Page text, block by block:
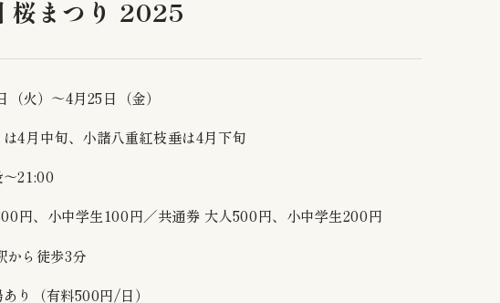
11:30-15:00 Last admission (14:00 on Saturdays,
桜まつり 2025
（火）～4月25日（金）
4月中旬、小諸八重紅枝垂は4月下旬
～21:00
円、小中学生100円／共通券 大人500円、小中学生200円
から徒歩3分
り（有料500円/日）